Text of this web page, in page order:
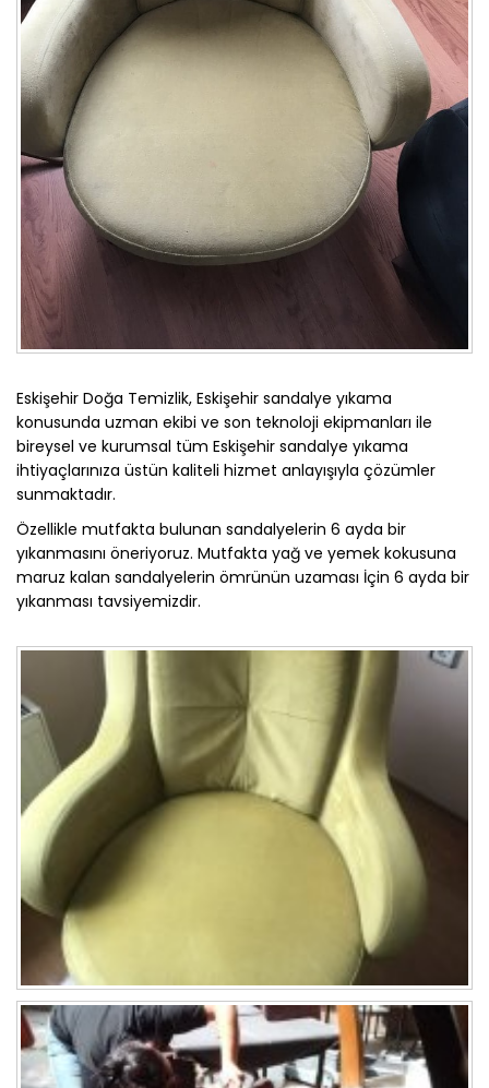
Eskişehir Doğa Temizlik, Eskişehir sandalye yıkama
konusunda uzman ekibi ve son teknoloji ekipmanları ile
bireysel ve kurumsal tüm Eskişehir sandalye yıkama
ihtiyaçlarınıza üstün kaliteli hizmet anlayışıyla çözümler
sunmaktadır.
Özellikle mutfakta bulunan sandalyelerin 6 ayda bir
yıkanmasını öneriyoruz. Mutfakta yağ ve yemek kokusuna
maruz kalan sandalyelerin ömrünün uzaması İçin 6 ayda bir
yıkanması tavsiyemizdir.